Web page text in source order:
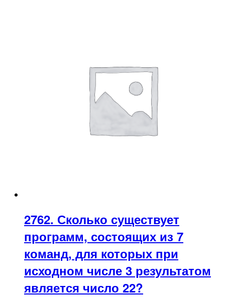
2762. Сколько существует
программ, состоящих из 7
команд, для которых при
исходном числе 3 результатом
является число 22?